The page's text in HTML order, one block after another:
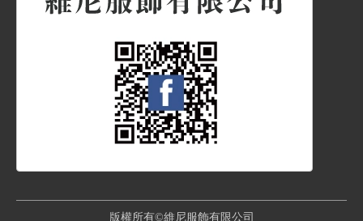
版權所有©維尼服飾有限公司